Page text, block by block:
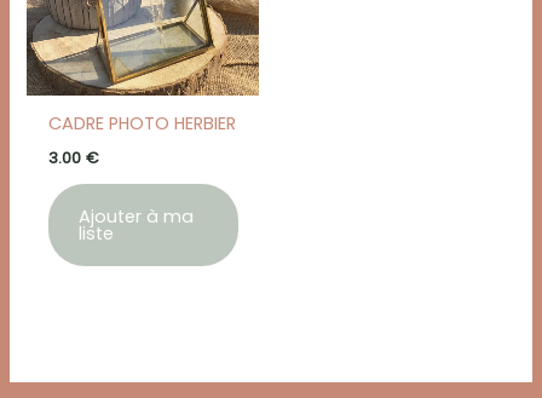
CADRE PHOTO HERBIER
3.00 €
Ajouter à ma
liste